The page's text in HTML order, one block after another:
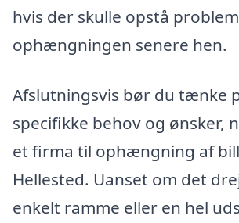
hvis der skulle opstå
ophængningen senere hen.
Afslutningsvis bør du tænke
specifikke behov og ønsker,
et firma til ophængning af
Hellested. Uanset om det
enkelt ramme eller en hel